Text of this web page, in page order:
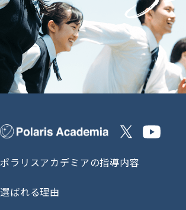
ポラリスアカデミアの指導内容
選ばれる理由